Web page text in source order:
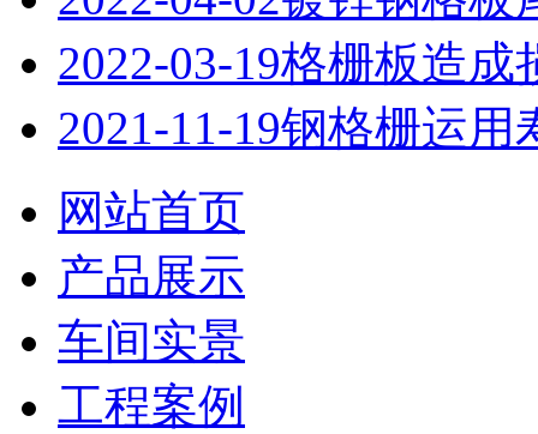
2022-03-19格栅板造成
2021-11-19钢格栅运用
网站首页
产品展示
车间实景
工程案例